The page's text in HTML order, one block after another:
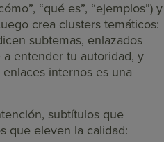
“qué es”, “ejemplos”) y
crea clusters temáticos:
subtemas, enlazados
entender tu autoridad, y
internos es una
subtítulos que
que eleven la calidad: